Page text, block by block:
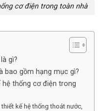
cơ điện trong toàn nhà
gì?
bao gồm hạng mục gì?
hệ thống cơ điện trong
kế hệ thống thoát nước,